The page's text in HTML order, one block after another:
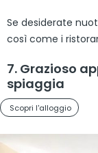
Se desiderate
così come i
7. Grazioso
spiaggia
Scopri l'alloggio